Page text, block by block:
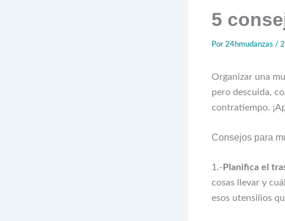
5
Por 24hmudanzas /
Organizar una
pero descuida,
contratiempo.
Consejos para
1.- Planifica el
cosas llevar y
esos utensilios